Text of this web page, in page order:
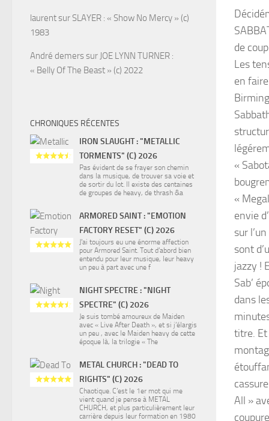
de
Les
en
«
«
envie
sur
sont
jazzy !
Sab’
dans
titre. Et
All »
laurentsur SLAYER : « Show No Mercy » (c)
1983
André demerssur JOE LYNN TURNER :
« Belly Of The Beast » (c) 2022
CHRONIQUES RÉCENTES
IRON SLAUGHT : "METALLIC
TORMENTS" (C) 2026
Pas évident de se frayer son chemin
dans la musique, de trouver sa voie et
de sortir du lot. Il existe des centaines
de groupes de heavy, de thrash &a
ARMORED SAINT : "EMOTION
FACTORY RESET" (C) 2026
J’ai toujours eu une énorme affection
pour Armored Saint. Tout d’abord bien
entendu pour leur musique, leur heavy
un peu à part avec une f
NIGHT SPECTRE : "NIGHT
SPECTRE" (C) 2026
Je suis tombé amoureux de Maiden
avec « Live After Death », et si j’élargis
un peu , avec le Maiden heavy de cette
époque là, la trilogie « The
METAL CHURCH : "DEAD TO
RIGHTS" (C) 2026
Chaotique. C’est le 1er mot qui me
vient quand je pense à METAL
CHURCH, et plus particulièrement leur
carrière depuis leur formation en 1980